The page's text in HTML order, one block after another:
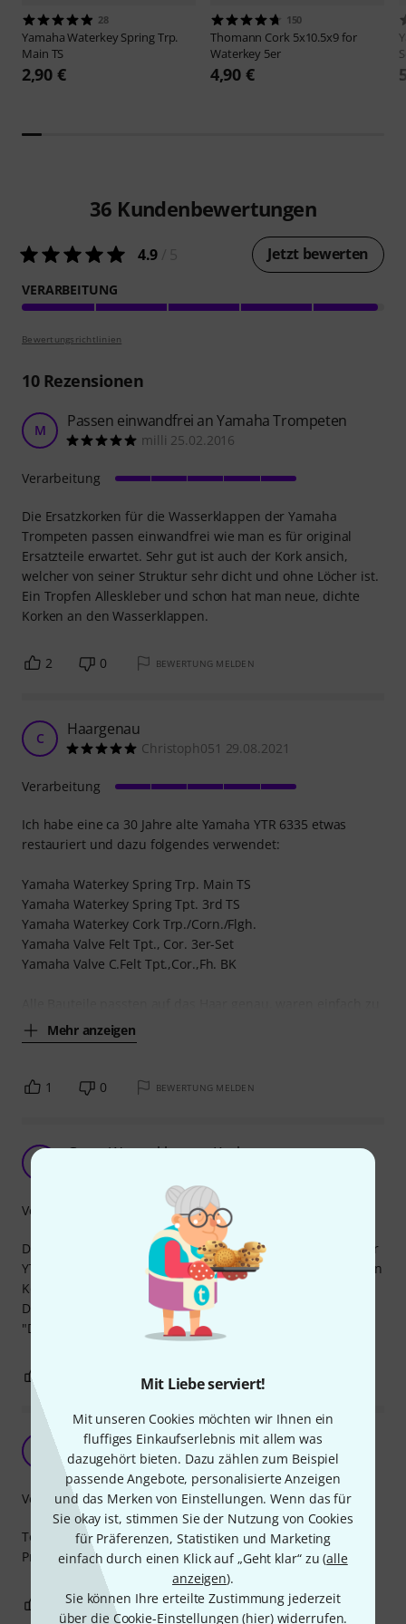
Mit Liebe serviert!
Mit unseren Cookies möchten wir Ihnen ein
fluffiges Einkaufserlebnis mit allem was
dazugehört bieten. Dazu zählen zum Beispiel
passende Angebote, personalisierte Anzeigen
und das Merken von Einstellungen. Wenn das für
Sie okay ist, stimmen Sie der Nutzung von Cookies
für Präferenzen, Statistiken und Marketing
einfach durch einen Klick auf „Geht klar“ zu (alle
anzeigen).
Sie können Ihre erteilte Zustimmung jederzeit
über die Cookie-Einstellungen (hier) widerrufen.
28
YamahaWaterkey Spring Trp.
Main TS
2,90 €
150
Thomann Cork 5x10.5x9 for
Waterkey 5er
4,90 €
36 Kundenbewertungen
4.9 Jetzt bewerten
VERARBEITUNG
Bewertungsrichtlinien
10Rezensionen
M Passen einwandfrei an Yamaha Trompeten
milli 25.02.2016
Die Ersatzkorken für die Wasserklappen der Yamaha
Trompeten passen einwandfrei wie man es für original
Ersatzteile erwartet. Sehr gut ist auch der Kork ansich,
welcher von seiner Struktur sehr dicht und ohne Löcher ist.
Ein Tropfen Alleskleber und schon hat man neue, dichte
Korken an den Wasserklappen.
Verarbeitung
2 0 BEWERTUNG MELDEN
C Haargenau
Christoph051 29.08.2021
Ich habe eine ca 30 Jahre alte Yamaha YTR 6335 etwas
restauriert und dazu folgendes verwendet:
Yamaha Waterkey Spring Trp. Main TS
Yamaha Waterkey Spring Tpt. 3rd TS
Yamaha Waterkey Cork Trp./Corn./Flgh.
Yamaha Valve Felt Tpt., Cor. 3er-Set
Yamaha Valve C.Felt Tpt.,Cor.,Fh. BK
Mehr anzeigen
Verarbeitung
1 0 BEWERTUNG MELDEN
Guter Wasserklappen-Kork
Der Austausch ist einfach. Passt auf die Wasserklappen der
YTR 4335G sehr gut, wie zu erwarten. Man muss jedoch den
Kork mit einem kleinen Tropfen Klebstoff befestigen.
Danach entsteht durch den Federdruck der Klappen ein
"Dichtrand".
Verarbeitung
BEWERTUNG MELDEN
Gutes Produkt
mezzopiano 29.09.2016
Tolle Verarbeitung. Leichte Montage. Passgenau. Super
Preisleistungsverhältnis
Verarbeitung
0 BEWERTUNG MELDEN